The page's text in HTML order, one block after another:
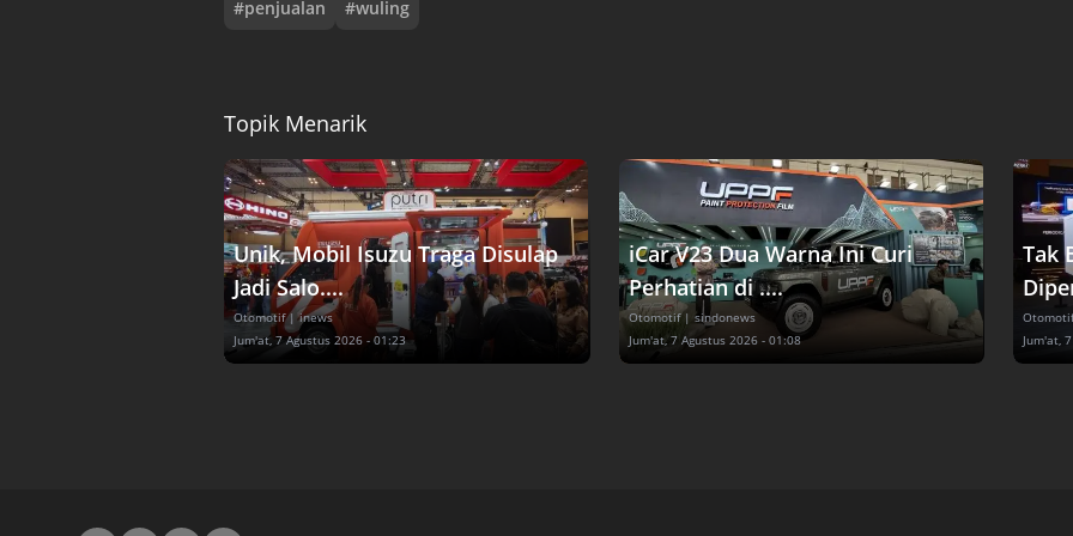
#penjualan #wuling
Topik Menarik
Unik, Mobil Isuzu Traga Disulap
Jadi Salo....
Otomotif | inews
Jum'at, 7 Agustus 2026 - 01:23
iCar V23 Dua Warna Ini Curi
Perhatian di ....
Otomotif | sindonews
Jum'at, 7 Agustus 2026 - 01:08
Tak
Jum'at,